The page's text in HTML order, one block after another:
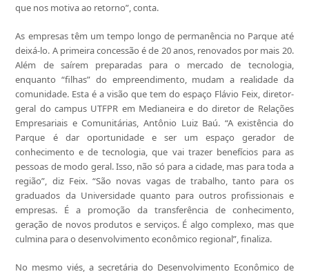
que nos motiva ao retorno”, conta.
As empresas têm um tempo longo de permanência no Parque até
deixá-lo. A primeira concessão é de 20 anos, renovados por mais 20.
Além de saírem preparadas para o mercado de tecnologia,
enquanto “filhas” do empreendimento, mudam a realidade da
comunidade. Esta é a visão que tem do espaço Flávio Feix, diretor-
geral do campus UTFPR em Medianeira e do diretor de Relações
Empresariais e Comunitárias, Antônio Luiz Baú. “A existência do
Parque é dar oportunidade e ser um espaço gerador de
conhecimento e de tecnologia, que vai trazer benefícios para as
pessoas de modo geral. Isso, não só para a cidade, mas para toda a
região”, diz Feix. “São novas vagas de trabalho, tanto para os
graduados da Universidade quanto para outros profissionais e
empresas. É a promoção da transferência de conhecimento,
geração de novos produtos e serviços. É algo complexo, mas que
culmina para o desenvolvimento econômico regional”, finaliza.
No mesmo viés, a secretária do Desenvolvimento Econômico de